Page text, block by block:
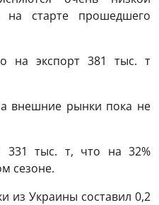
на старте прошедшего
на экспорт 381 тыс. т
внешние рынки пока не
331 тыс. т, что на 32%
сезоне.
из Украины составил 0,2